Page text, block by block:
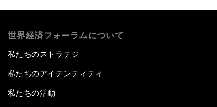
世界経済フォーラムについて
私たちのストラテジー
私たちのアイデンティティ
私たちの活動